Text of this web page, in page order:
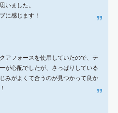
いました。
に感じます！
アフォースを使用していたので、テ
が心配でしたが、さっぱりしている
みがよくて合うのが見つかって良か